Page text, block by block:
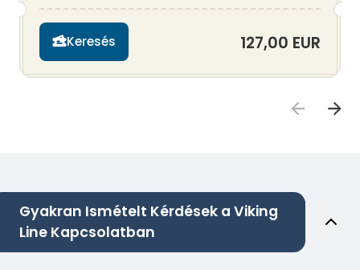
Keresés 127,00 EUR
Gyakran Ismételt Kérdések a Viking
Line Kapcsolatban